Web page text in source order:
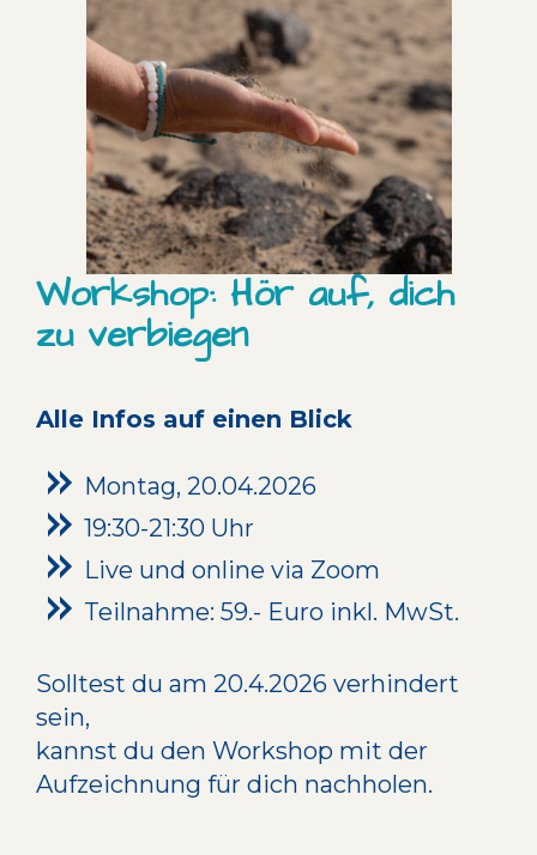
Workshop: Hör auf, dich
zu verbiegen
Alle Infos auf einen Blick
Montag, 20.04.2026
19:30-21:30 Uhr
Live und online via Zoom
Teilnahme: 59.- Euro inkl. MwSt.
Solltest du am 20.4.2026 verhindert
sein,
kannst du den Workshop mit der
Aufzeichnung für dich nachholen.